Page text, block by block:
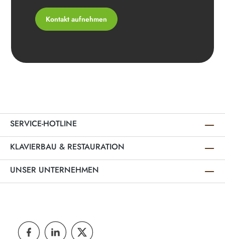
Kontakt aufnehmen
SERVICE-HOTLINE
KLAVIERBAU & RESTAURATION
UNSER UNTERNEHMEN